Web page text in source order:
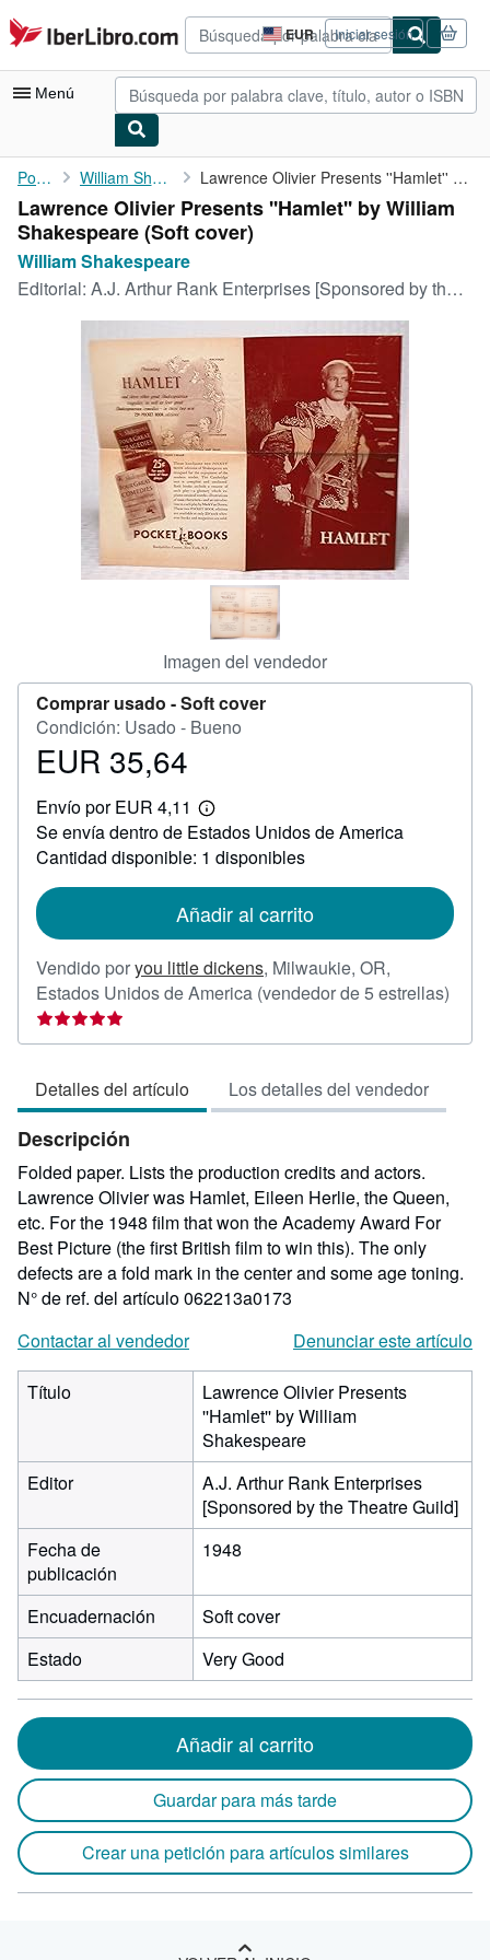
Pasar al contenido principal
IberLibro.com EUR
Preferencias
de
compra
del
Iniciar sesión
Menú
Mi cuenta
Consultar mis pedidos
Búsqueda avanzada
Colecciones
Arte y coleccionismo
Comenzar a vender
CERRAR
Portada William Shakespeare Lawrence Olivier Presents ''Hamlet'' by William Shakespeare
Lawrence Olivier Presents ''Hamlet'' by William
Shakespeare (Soft cover)
William Shakespeare
Editorial: A.J. Arthur Rank Enterprises [Sponsored by the Theatre Guild], 1948
Imagen del vendedor
Comprar usado -Soft cover
Condición: Usado - Bueno
Precio
35,64
EUR 35,64
Envío por EUR 4,11
Más
información
sobre
las
envío
Se envía dentro de Estados Unidos de America
Cantidad disponible: 1 disponibles
Añadir al carrito
Vendido poryou little dickens, Milwaukie, OR,
Estados Unidos de America (vendedor de 5 estrellas)
Detalles del artículo Los detalles del vendedor
Descripción
Folded paper. Lists the production credits and actors.
Lawrence Olivier was Hamlet, Eileen Herlie, the Queen,
etc. For the 1948 film that won the Academy Award For
Best Picture (the first British film to win this). The only
defects are a fold mark in the center and some age toning.
N° de ref. del artículo 062213a0173
Contactar al vendedor
Denunciar este artículo
Título
Lawrence Olivier Presents
''Hamlet'' by William
Shakespeare
Editor
A.J. Arthur Rank Enterprises
[Sponsored by the Theatre Guild]
Fecha de
publicación
1948
Encuadernación
Soft cover
Estado
Very Good
Añadir al carrito
Guardar para más tarde
Crear una petición para artículos similares